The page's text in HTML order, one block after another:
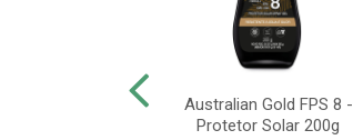
Australian Gold FPS 8 -
Protetor Solar 200g